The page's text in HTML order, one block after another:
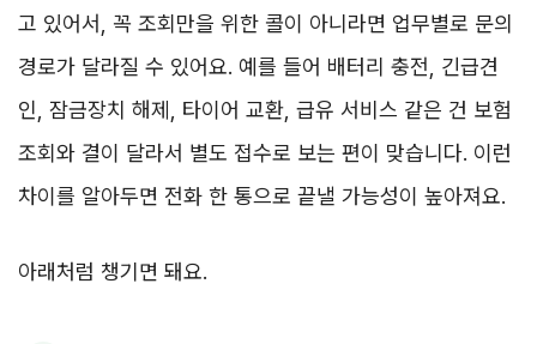
고 있어서, 꼭 조회만을 위한 콜이 아니라면 업무별로 문의
경로가 달라질 수 있어요. 예를 들어 배터리 충전, 긴급견
인, 잠금장치 해제, 타이어 교환, 급유 서비스 같은 건 보험
조회와 결이 달라서 별도 접수로 보는 편이 맞습니다. 이런
차이를 알아두면 전화 한 통으로 끝낼 가능성이 높아져요.
아래처럼 챙기면 돼요.